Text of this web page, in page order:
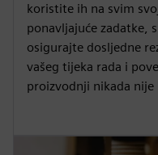
koristite ih na svim
ponavljajuće zadatke,
osigurajte dosljedne
vašeg tijeka rada i
proizvodnji nikada nije